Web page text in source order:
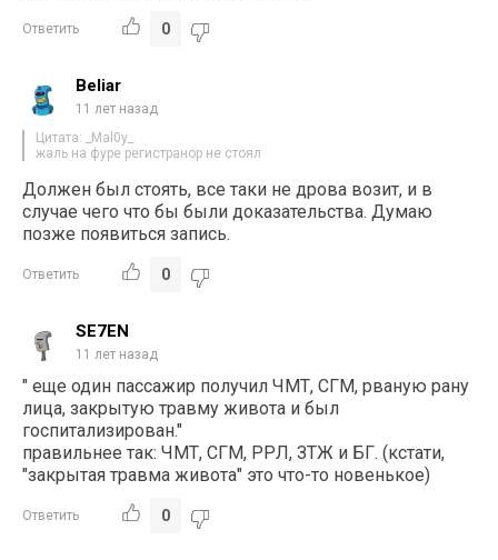
Ответить 0
Beliar
11 лет назад
Цитата: _Mal0y_
жаль на фуре регистранор не стоял
Должен был стоять, все таки не дрова возит, и в
случае чего что бы были доказательства. Думаю
позже появиться запись.
Ответить 0
SE7EN
11 лет назад
" еще один пассажир получил ЧМТ, СГМ, рваную рану
лица, закрытую травму живота и был
госпитализирован."
правильнее так: ЧМТ, СГМ, РРЛ, ЗТЖ и БГ. (кстати,
"закрытая травма живота" это что-то новенькое)
Ответить 0